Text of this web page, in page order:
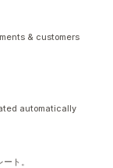
& customers
automatically
ト。